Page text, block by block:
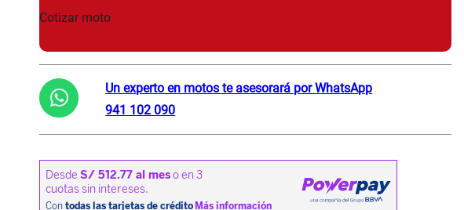
Cotizar moto
Un experto en motos te asesorará por WhatsApp
941 102 090